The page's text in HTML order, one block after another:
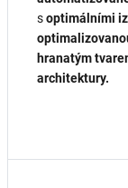
soptimálními
hranatým
architektury.